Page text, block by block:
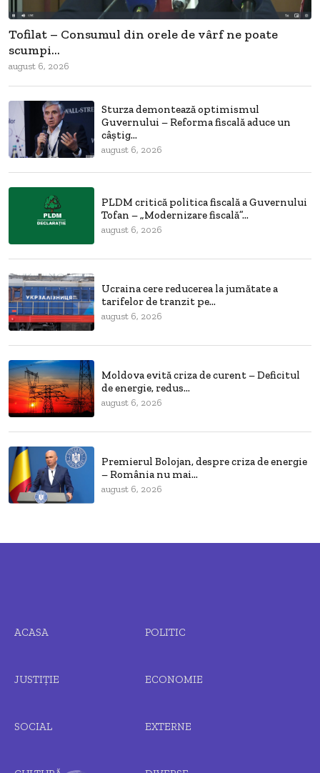
Tofilat – Consumul din orele de vârf ne poate
scumpi...
august 6, 2026
Sturza demontează optimismul
Guvernului – Reforma fiscală aduce un
câștig...
august 6, 2026
PLDM critică politica fiscală a Guvernului
Tofan – „Modernizare fiscală”...
august 6, 2026
Ucraina cere reducerea la jumătate a
tarifelor de tranzit pe...
august 6, 2026
Moldova evită criza de curent – Deficitul
de energie, redus...
august 6, 2026
Premierul Bolojan, despre criza de energie
– România nu mai...
august 6, 2026
ACASA POLITIC
JUSTIȚIE ECONOMIE
SOCIAL EXTERNE